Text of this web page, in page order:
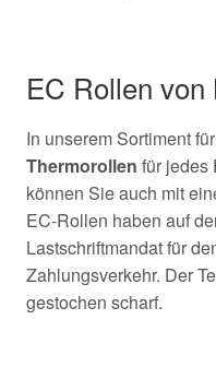
EC Rollen von
In unserem Sortiment für
Thermorollen für jedes
können Sie auch mit
EC-Rollen haben auf
Lastschriftmandat für
Zahlungsverkehr. Der
gestochen scharf.